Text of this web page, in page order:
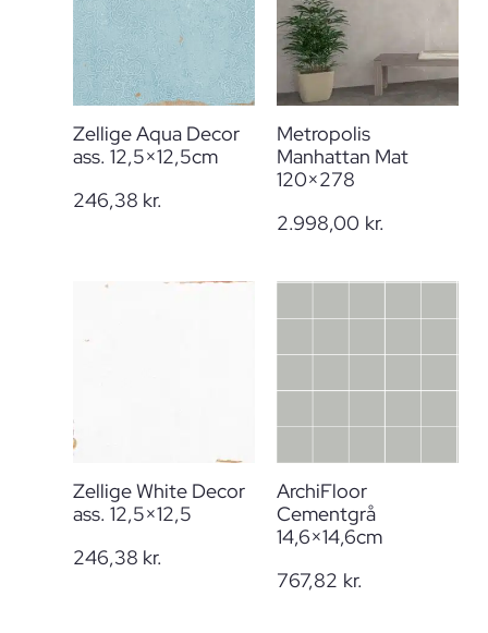
Zellige Aqua Decor
ass. 12,5×12,5cm
246,38 kr.
Metropolis
Manhattan Mat
120×278
2.998,00 kr.
Zellige White Decor
ass. 12,5×12,5
246,38 kr.
ArchiFloor
Cementgrå
14,6×14,6cm
767,82 kr.